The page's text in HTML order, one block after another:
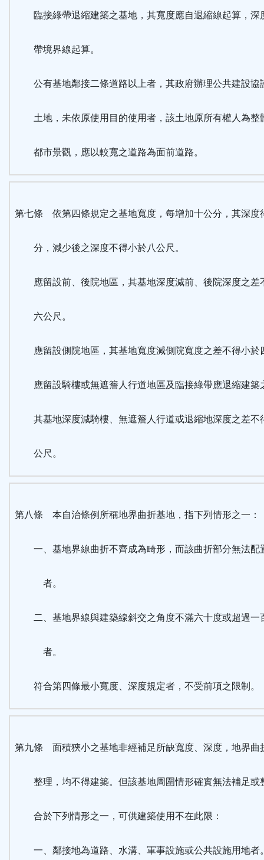
臨接綠帶退縮建築之基地，其寬度應自退縮線起算，深
帶境界線起算。
公有基地鄰接二條道路以上者，其政府辦理公共建設協
土地，未依原使用目的使用者，該土地原所有權人為整
都市景觀，應以較寬之道路為面前道路。
第七條 依第四條規定之基地寬度，每增加十公分，其深度
分，減少後之深度不得小於八公尺。
應留設前、後院地區，其基地深度減前、後院深度之差
六公尺。
應留設側院地區，其基地寬度減側院寬度之差不得小於
應留設騎樓或無遮簷人行道地區及臨接綠帶應退縮建築
其基地深度減騎樓、無遮簷人行道或退縮地深度之差不
公尺。
第八條 本自治條例所稱地界曲折基地，指下列情形之一：
一、基地界線曲折不齊成為畸形，而該曲折部分無法配
者。
二、基地界線與建築線斜交之角度不滿六十度或超過一
者。
符合第四條最小寬度、深度規定者，不受前項之限制。
第九條 面積狹小之基地非經補足所缺寬度、深度，地界曲
整理，均不得建築。但該基地周圍情形確實無法補足或
合於下列情形之一，可供建築使用不在此限：
一、鄰接地為道路、水溝、軍事設施或公共設施用地者